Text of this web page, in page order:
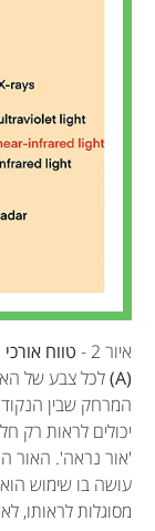
איור 2 -
טווח
(A)
לכל צבע של
המרחק שבין
יכולים לראות רק
'אור נראה'. האור
עושה בו שימוש הוא
מסוגלות לראותו,